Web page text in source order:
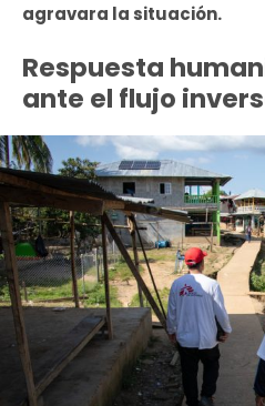
agravara la situación.
Respuesta
ante el flujo